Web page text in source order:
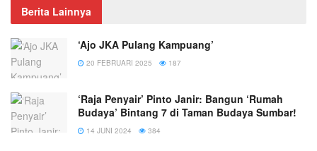
Berita Lainnya
‘Ajo JKA Pulang Kampuang’
20 FEBRUARI 2025 187
‘Raja Penyair’ Pinto Janir: Bangun ‘Rumah
Budaya’ Bintang 7 di Taman Budaya Sumbar!
14 JUNI 2024 384